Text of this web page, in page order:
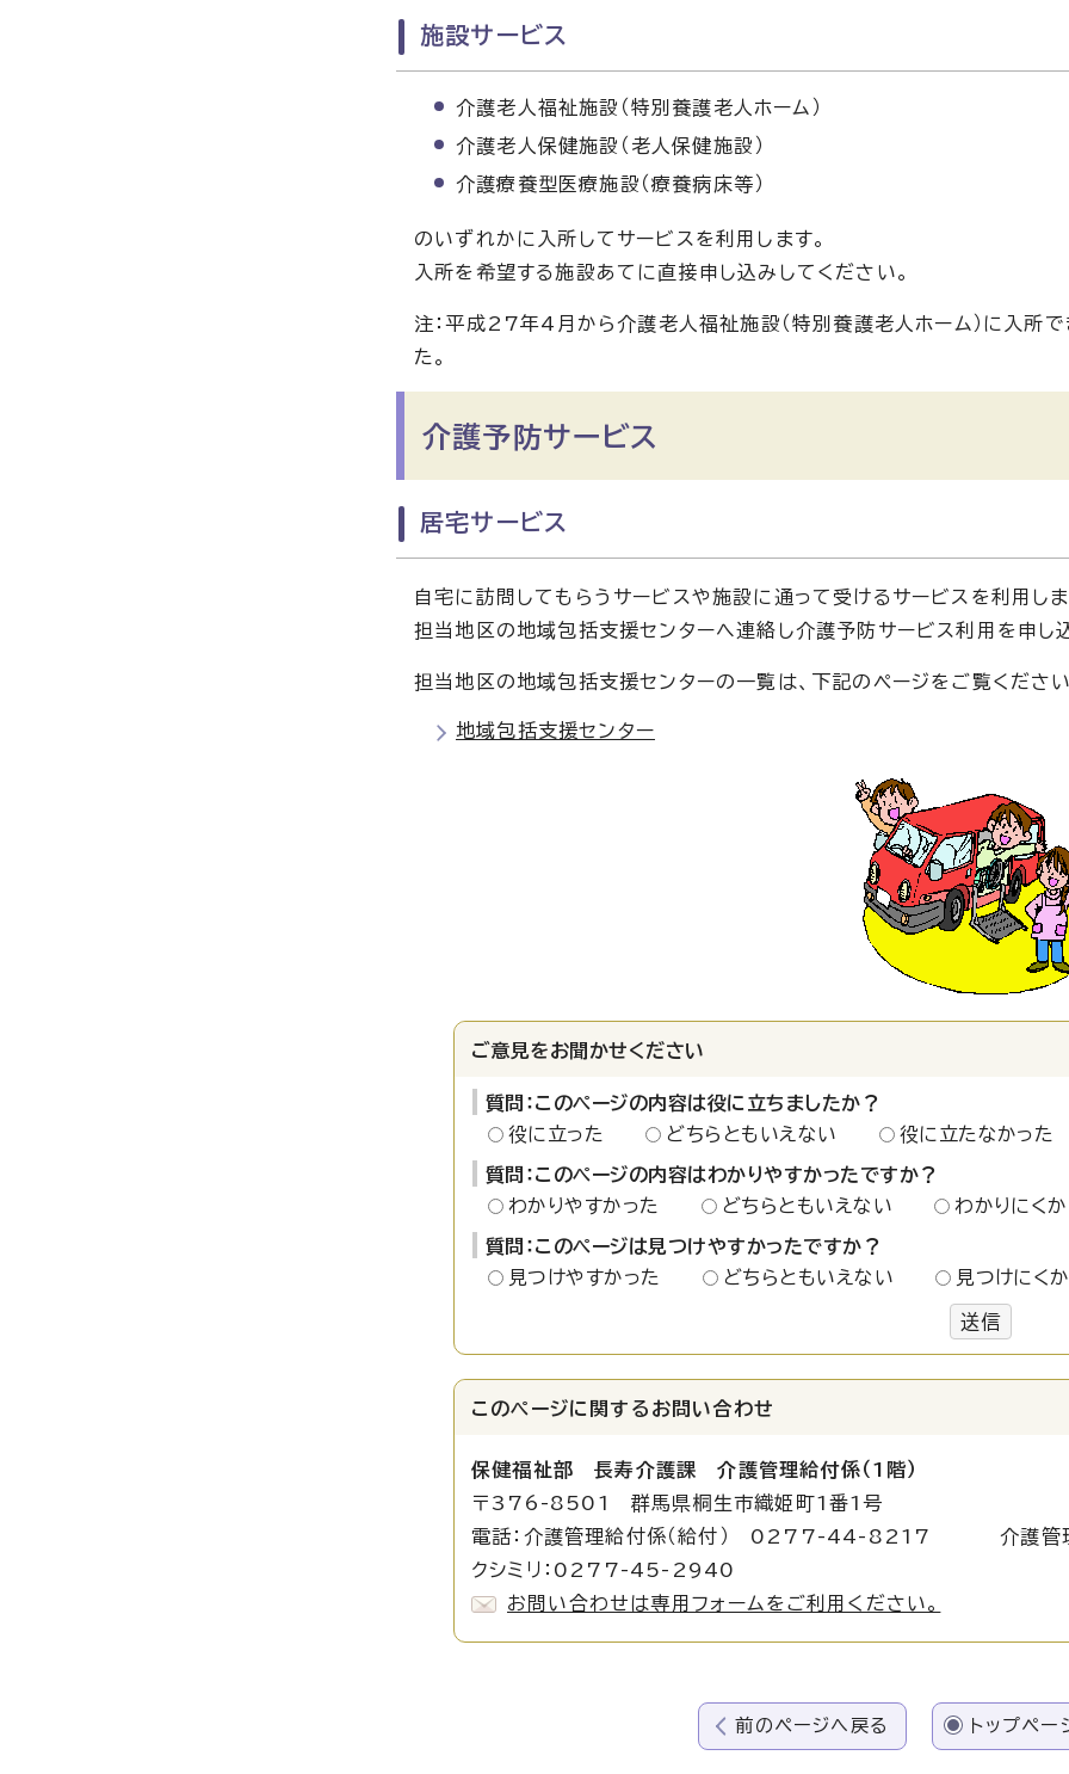
施設サービス
介護老人福祉施設（特別養護老人ホーム）
介護老人保健施設（老人保健施設）
介護療養型医療施設（療養病床等）
のいずれかに入所してサービスを利用します。
入所を希望する施設あてに直接申し込みしてください。
注：平成27年4月から介護老人福祉施設（特別養護老人ホーム）に入所
た。
介護予防サービス
居宅サービス
自宅に訪問してもらうサービスや施設に通って受けるサービスを利用しま
担当地区の地域包括支援センターへ連絡し介護予防サービス利用を申し
担当地区の地域包括支援センターの一覧は、下記のページをご覧ください
地域包括支援センター
ご意見をお聞かせください
質問：このページの内容は役に立ちましたか？
役に立った
どちらともいえない 役に立たなかった
質問：このページの内容はわかりやすかったですか？
わかりやすかった
どちらともいえない わかりにく
質問：このページは見つけやすかったですか？
見つけやすかった
どちらともいえない 見つけにく
送信
このページに関する お問い合わせ
保健福祉部 長寿介護課 介護管理給付係（1階）
〒376-8501 群馬県桐生市織姫町1番1号
電話：介護管理給付係（給付） 0277-44-8217 介護管
クシミリ：0277-45-2940
お問い合わせは専用フォームをご利用ください。
前のページへ戻る トップペー